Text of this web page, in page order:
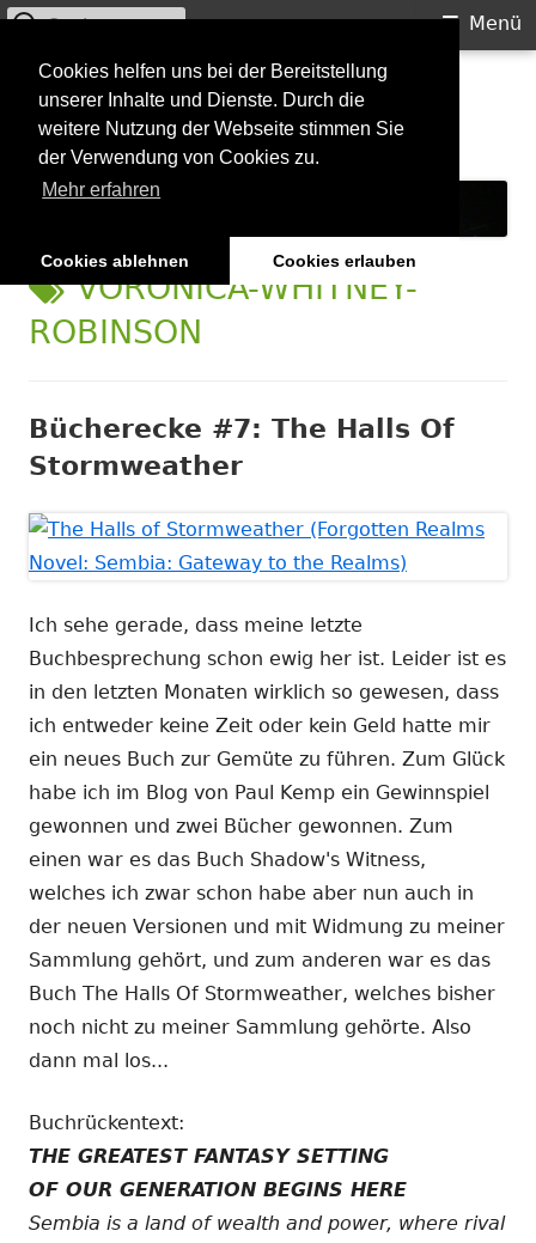
Cookies helfen uns bei der Bereitstellung
unserer Inhalte und Dienste. Durch die
weitere Nutzung der Webseite stimmen Sie
der Verwendung von Cookies zu.
Mehr erfahren
Cookies ablehnen Cookies erlauben
Springe
Inhalt
Starkilla
Konzertberichte und mehr
Primäres
Menü
Menü
Suchen
SCHLAGWORT:
VORONICA-WHITNEY-
ROBINSON
Bücherecke #7: The Halls Of
Stormweather
Ich sehe gerade, dass meine letzte
Buchbesprechung schon ewig her ist. Leider ist es
in den letzten Monaten wirklich so gewesen, dass
ich entweder keine Zeit oder kein Geld hatte mir
ein neues Buch zur Gemüte zu führen. Zum Glück
habe ich im Blog von Paul Kemp ein Gewinnspiel
gewonnen und zwei Bücher gewonnen. Zum
einen war es das Buch Shadow's Witness,
welches ich zwar schon habe aber nun auch in
der neuen Versionen und mit Widmung zu meiner
Sammlung gehört, und zum anderen war es das
Buch The Halls Of Stormweather, welches bisher
noch nicht zu meiner Sammlung gehörte. Also
dann mal los...
Buchrückentext:
THE GREATEST FANTASY SETTING
OF OUR GENERATION BEGINS HERE
Sembia is a land of wealth and power, where rival